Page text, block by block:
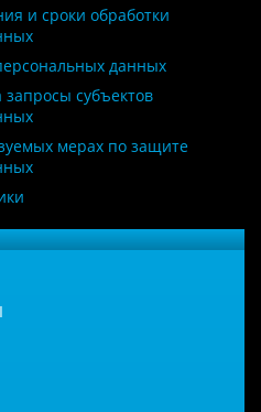
и сроки обработки
данных
запросы субъектов
мерах по защите